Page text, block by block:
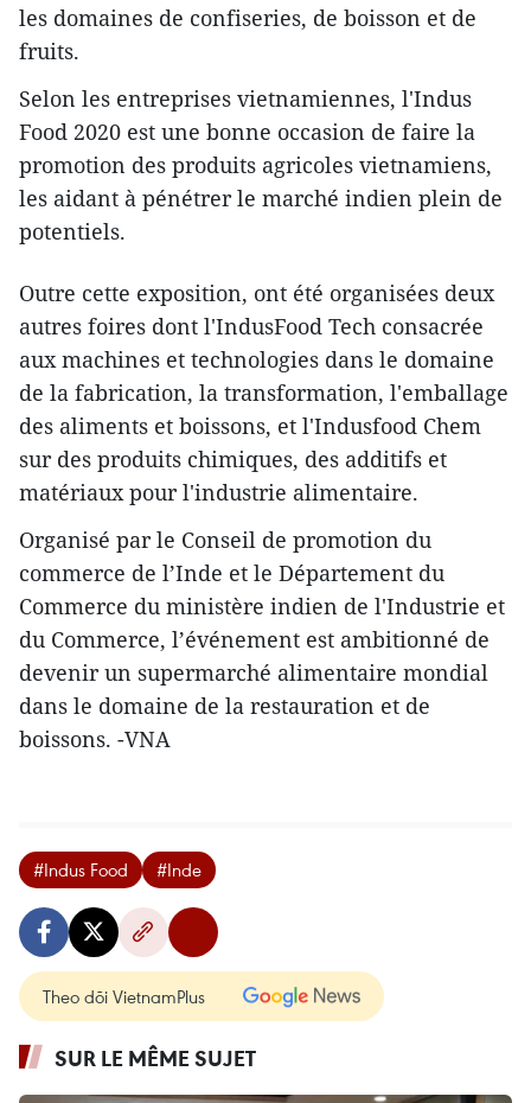
les domaines de confiseries, de boisson et de
fruits.
Selon les entreprises vietnamiennes, l'Indus
Food 2020 est une bonne occasion de faire la
promotion des produits agricoles vietnamiens,
les aidant à pénétrer le marché indien plein de
potentiels.
Outre cette exposition, ont été organisées deux
autres foires dont l'IndusFood Tech consacrée
aux machines et technologies dans le domaine
de la fabrication, la transformation, l'emballage
des aliments et boissons, et l'Indusfood Chem
sur des produits chimiques, des additifs et
matériaux pour l'industrie alimentaire.
Organisé par le Conseil de promotion du
commerce de l’Inde et le Département du
Commerce du ministère indien de l'Industrie et
du Commerce, l’événement est ambitionné de
devenir un supermarché alimentaire mondial
dans le domaine de la restauration et de
boissons. -VNA
#Indus Food #Inde
Theo dõi VietnamPlus
SUR LE MÊME SUJET